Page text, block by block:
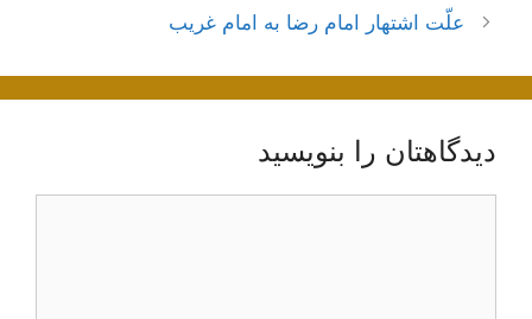
علّت اشتهار امام رضا به امام غريب
دیدگاهتان را بنویسید